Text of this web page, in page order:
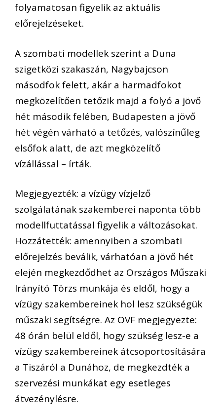
folyamatosan figyelik az aktuális
előrejelzéseket.
A szombati modellek szerint a Duna
szigetközi szakaszán, Nagybajcson
másodfok felett, akár a harmadfokot
megközelítően tetőzik majd a folyó a jövő
hét második felében, Budapesten a jövő
hét végén várható a tetőzés, valószínűleg
elsőfok alatt, de azt megközelítő
vízállással – írták.
Megjegyezték: a vízügy vízjelző
szolgálatának szakemberei naponta több
modellfuttatással figyelik a változásokat.
Hozzátették: amennyiben a szombati
előrejelzés beválik, várhatóan a jövő hét
elején megkezdődhet az Országos Műszaki
Irányító Törzs munkája és eldől, hogy a
vízügy szakembereinek hol lesz szükségük
műszaki segítségre. Az OVF megjegyezte:
48 órán belül eldől, hogy szükség lesz-e a
vízügy szakembereinek átcsoportosítására
a Tiszáról a Dunához, de megkezdték a
szervezési munkákat egy esetleges
átvezénylésre.